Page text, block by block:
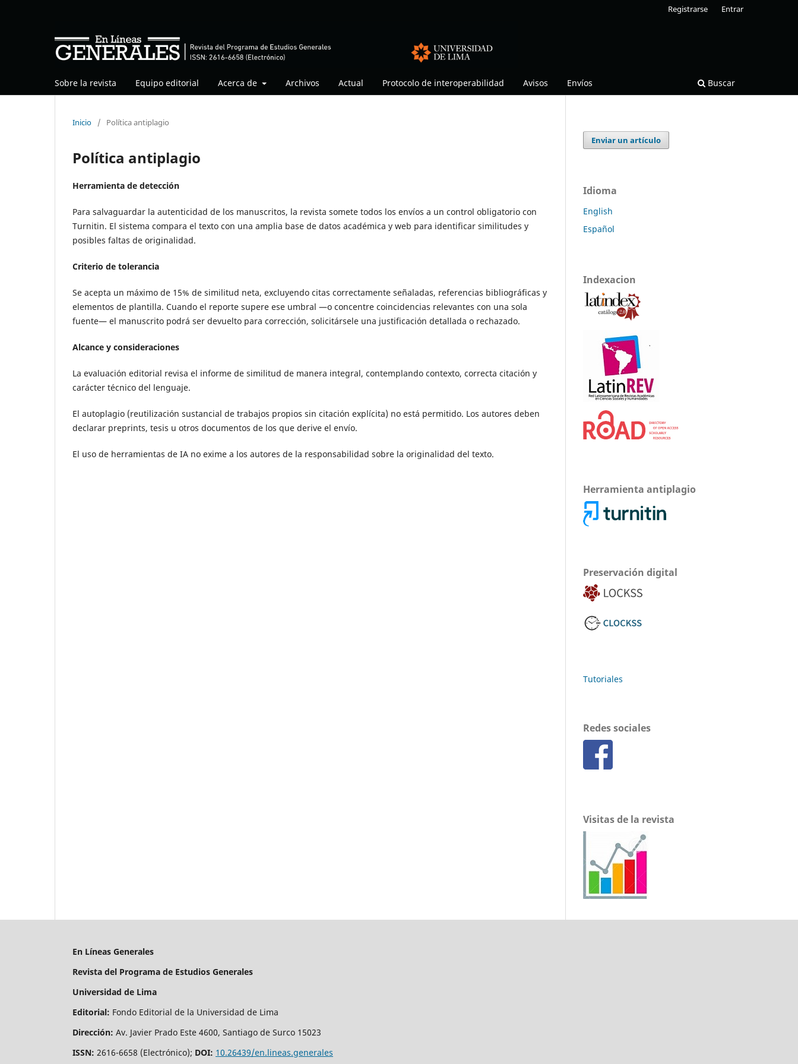
Sobre la revista Equipo editorial Acerca de Archivos Actual Protocolo de interoperabilidad Avisos Envíos Buscar
Registrarse Entrar
Inicio / Política antiplagio
Política antiplagio
Herramienta de detección
Para salvaguardar la autenticidad de los manuscritos, la revista somete todos los envíos a un control obligatorio con
Turnitin. El sistema compara el texto con una amplia base de datos académica y web para identificar similitudes y
posibles faltas de originalidad.
Criterio de tolerancia
Se acepta un máximo de 15% de similitud neta, excluyendo citas correctamente señaladas, referencias bibliográficas y
elementos de plantilla. Cuando el reporte supere ese umbral —o concentre coincidencias relevantes con una sola
fuente— el manuscrito podrá ser devuelto para corrección, solicitársele una justificación detallada o rechazado.
Alcance y consideraciones
La evaluación editorial revisa el informe de similitud de manera integral, contemplando contexto, correcta citación y
carácter técnico del lenguaje.
El autoplagio (reutilización sustancial de trabajos propios sin citación explícita) no está permitido. Los autores deben
declarar preprints, tesis u otros documentos de los que derive el envío.
El uso de herramientas de IA no exime a los autores de la responsabilidad sobre la originalidad del texto.
Enviar un artículo
Idioma
English
Español
Indexacion
Herramienta antiplagio
Preservación digital
Tutoriales
Redes sociales
Visitas de la revista
En Líneas Generales
Revista del Programa de Estudios Generales
Universidad de Lima
Editorial: Fondo Editorial de la Universidad de Lima
Dirección: Av. Javier Prado Este 4600, Santiago de Surco 15023
ISSN: 2616-6658 (Electrónico); DOI: 10.26439/en.lineas.generales